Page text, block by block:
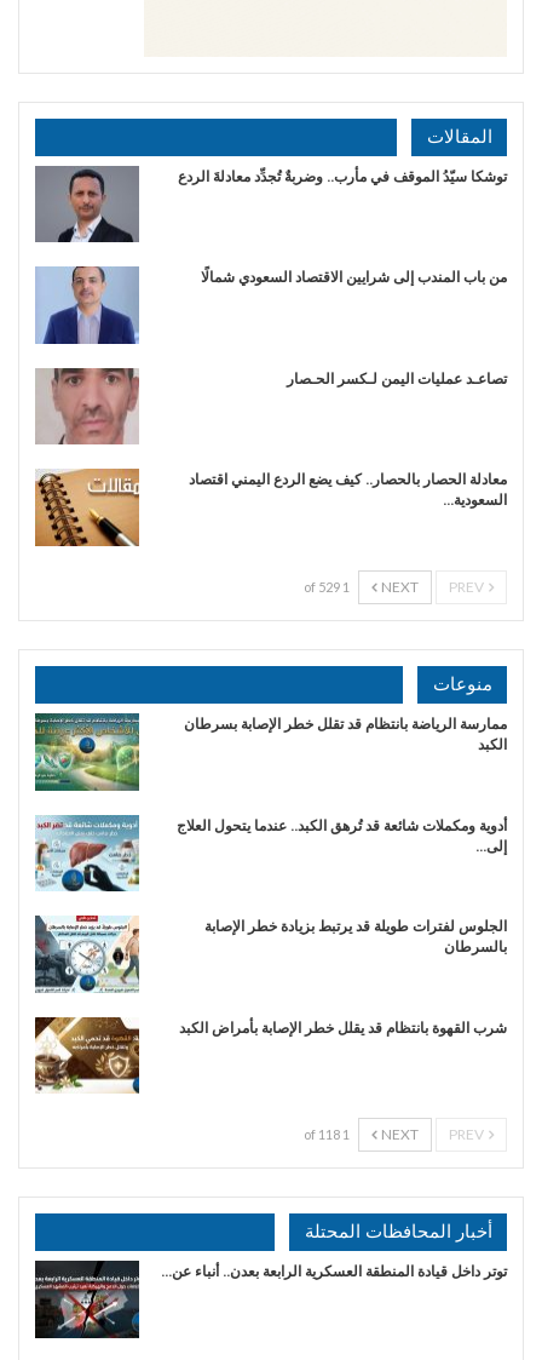
المقالات
توشكا سيّدُ الموقف في مأرب.. وضربةٌ تُجدِّد معادلةَ الردع
من باب المندب إلى شرايين الاقتصاد السعودي شمالًا
تصاعـد عمليات اليمن لـكسر الحـصار
معادلة الحصار بالحصار.. كيف يضع الردع اليمني اقتصاد
السعودية…
NEXT
1 of 529
منوعات
ممارسة الرياضة بانتظام قد تقلل خطر الإصابة بسرطان
الكبد
أدوية ومكملات شائعة قد تُرهق الكبد.. عندما يتحول العلاج
إلى…
الجلوس لفترات طويلة قد يرتبط بزيادة خطر الإصابة
بالسرطان
شرب القهوة بانتظام قد يقلل خطر الإصابة بأمراض الكبد
NEXT
1 of 118
أخبار المحافظات المحتلة
توتر داخل قيادة المنطقة العسكرية الرابعة بعدن.. أنباء عن…